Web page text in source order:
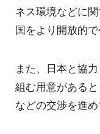
ネス環境などに
国をより開放的
また、日本と協
組む用意がある
などの交渉を進